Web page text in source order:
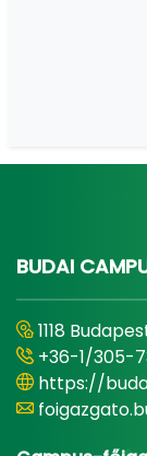
BUDAI
1118
+36-1/305-
https://